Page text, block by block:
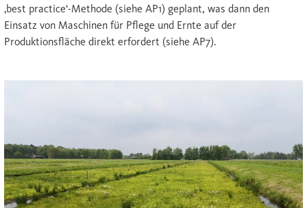
‚best practice‘-Methode (siehe AP1) geplant, was dann den
Einsatz von Maschinen für Pflege und Ernte auf der
Produktionsfläche direkt erfordert (siehe AP7).